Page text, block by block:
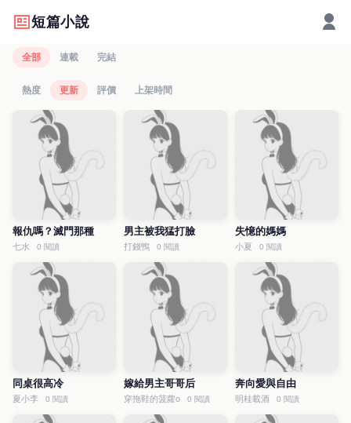
短篇小說
全部 連載 完結
熱度 更新 評價 上架時間
報仇嗎？滅門那種
七水 0 閱讀
男主被我猛打臉
打錢鴨 0 閱讀
失憶的媽媽
小夏 0 閱讀
同桌很高冷
夏小李 0 閱讀
嫁給男主哥哥后
穿拖鞋的菠蘿o 0 閱讀
奔向愛與自由
明桂載酒 0 閱讀